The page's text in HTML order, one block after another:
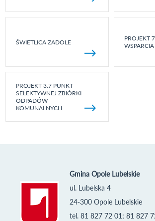
ŚWIETLICA ZADOLE
PROJEKT
PROJEKT 3.7 PUNKT
SELEKTYWNEJ ZBIÓRKI
ODPADÓW
KOMUNALNYCH
Gmina Opole Lubelskie
ul. Lubelska 4
24-300 Opole Lubelskie
tel. 81 827 72 01; 81 827